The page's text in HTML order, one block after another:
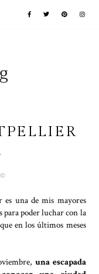
es una de mis mayores
para poder luchar con la
en los últimos meses
una escapada